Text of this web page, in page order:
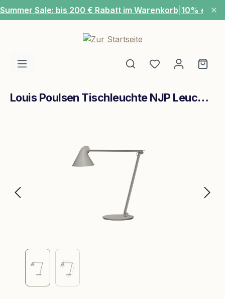
Zum Hauptinhalt springen
Summer Sale: bis 200 € Rabatt im Warenkorb 10% extra
Du hast 0
Louis Poulsen Tischleuchte NJP Leuchtenfuss Hellgrau Aluminium